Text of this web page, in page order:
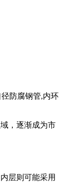
防腐钢管,内环
，逐渐成为市
层则可能采用